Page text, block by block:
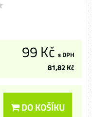
99 Kč s DPH
81,82 Kč
DO KOŠÍKU